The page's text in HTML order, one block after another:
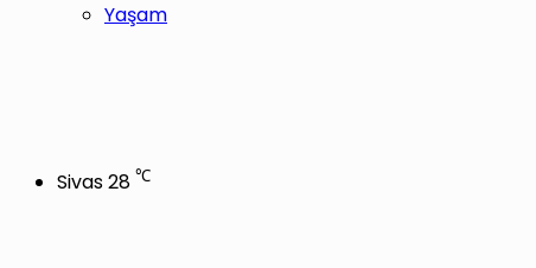
Yaşam
Sivas28 ℃